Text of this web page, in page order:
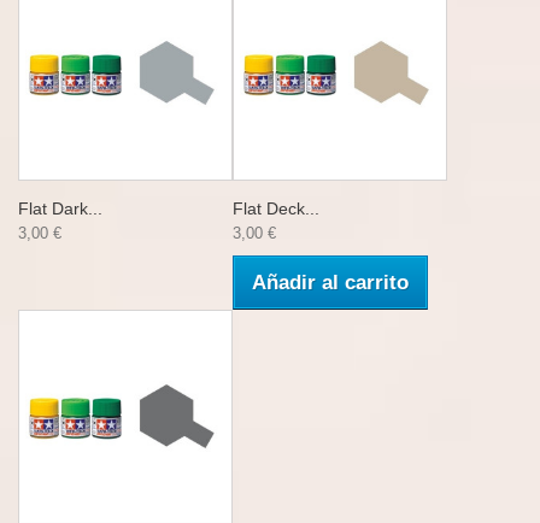
Flat Dark...
3,00 €
Flat Deck...
3,00 €
Añadir al carrito